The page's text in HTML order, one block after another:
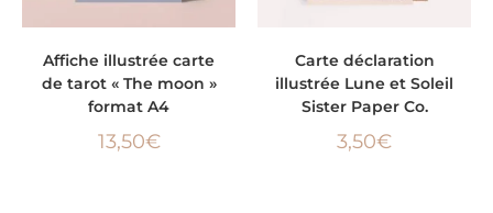
Affiche illustrée carte
de tarot « The moon »
format A4
13,50€
Carte déclaration
illustrée Lune et Soleil
Sister Paper Co.
3,50€